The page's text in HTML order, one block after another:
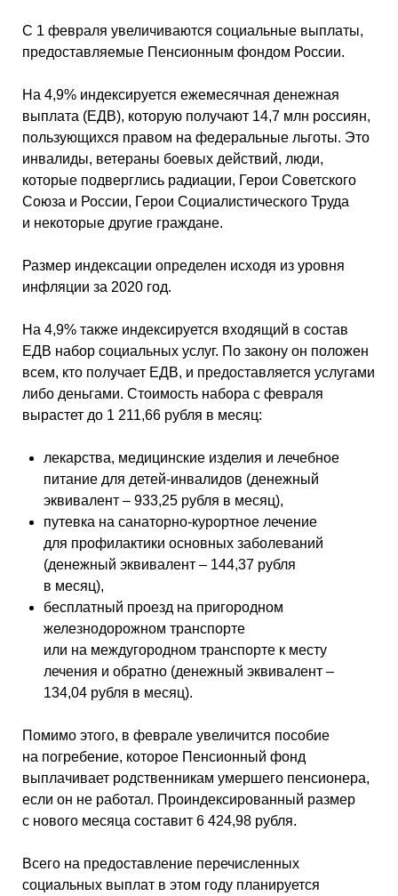
С 1 февраля увеличиваются социальные выплаты,
предоставляемые Пенсионным фондом России.
На 4,9% индексируется ежемесячная денежная
выплата (ЕДВ), которую получают 14,7 млн россиян,
пользующихся правом на федеральные льготы. Это
инвалиды, ветераны боевых действий, люди,
которые подверглись радиации, Герои Советского
Союза и России, Герои Социалистического Труда
и некоторые другие граждане.
Размер индексации определен исходя из уровня
инфляции за 2020 год.
На 4,9% также индексируется входящий в состав
ЕДВ набор социальных услуг. По закону он положен
всем, кто получает ЕДВ, и предоставляется услугами
либо деньгами. Стоимость набора с февраля
вырастет до 1 211,66 рубля в месяц:
лекарства, медицинские изделия и лечебное
питание для детей-инвалидов (денежный
эквивалент – 933,25 рубля в месяц),
путевка на санаторно-курортное лечение
для профилактики основных заболеваний
(денежный эквивалент – 144,37 рубля
в месяц),
бесплатный проезд на пригородном
железнодорожном транспорте
или на междугородном транспорте к месту
лечения и обратно (денежный эквивалент –
134,04 рубля в месяц).
Помимо этого, в феврале увеличится пособие
на погребение, которое Пенсионный фонд
выплачивает родственникам умершего пенсионера,
если он не работал. Проиндексированный размер
с нового месяца составит 6 424,98 рубля.
Всего на предоставление перечисленных
социальных выплат в этом году планируется